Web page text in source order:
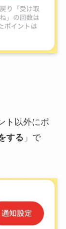
ト以外にポ
する 」で